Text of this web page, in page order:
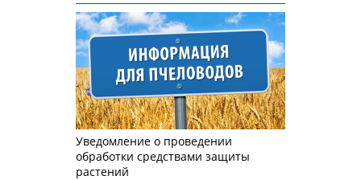
Уведомление о проведении
обработки средствами защиты
растений